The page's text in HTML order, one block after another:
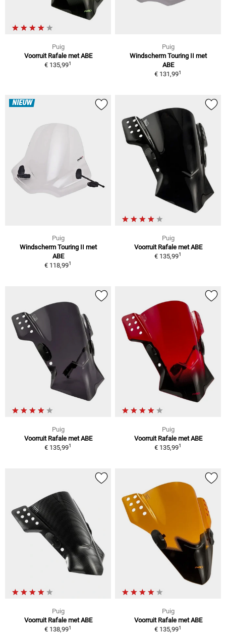
Puig
Voorruit Rafale met ABE
€ 135,991
Puig
Windscherm Touring II met
ABE
€ 131,991
NIEUW
Puig
Windscherm Touring II met
ABE
€ 118,991
Puig
Voorruit Rafale met ABE
€ 135,991
Puig
Voorruit Rafale met ABE
€ 135,991
Puig
Voorruit Rafale met ABE
€ 135,991
Puig
Voorruit Rafale met ABE
€ 138,991
Puig
Voorruit Rafale met ABE
€ 135,991